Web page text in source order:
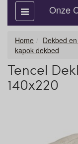
categorie
aan,
Onze
Home Dekbed
kapok dekbed
Tencel
140x220